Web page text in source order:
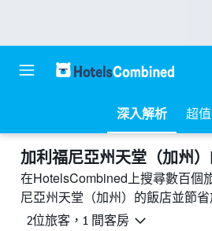
深入解析 超
加利福尼亞州天堂（加州
在HotelsCombined上搜尋數百個
尼亞州天堂（加州）的飯店並節省
2位旅客，1 間客房